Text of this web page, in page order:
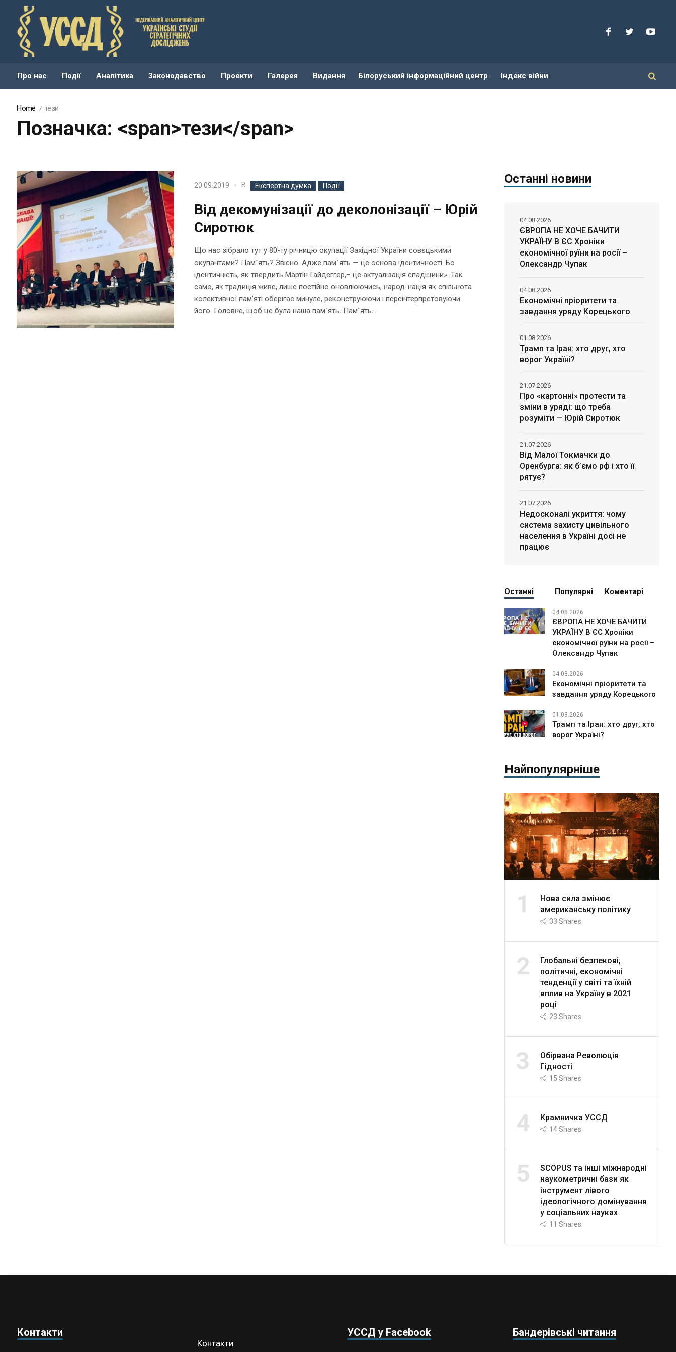
Про нас Події Аналітика Законодавство Проекти Галерея Видання Білоруський інформаційний центр Індекс війни
Home тези
Позначка: <span>тези</span>
20.09.2019 В Експертна думка Події
Від декомунізації до деколонізації – Юрій
Сиротюк
Що нас зібрало тут у 80-ту річницю окупації Західної України совєцькими
окупантами? Пам`ять? Звісно. Адже пам`ять — це основа ідентичності. Бо
ідентичність, як твердить Мартін Гайдеггер,– це актуалізація спадщини». Так
само, як традиція живе, лише постійно оновлюючись, народ-нація як спільнота
колективної пам’яті оберігає минуле, реконструюючи і переінтерпретовуючи
його. Головне, щоб це була наша пам`ять. Пам`ять...
Останні новини
ЄВРОПА НЕ ХОЧЕ БАЧИТИ
УКРАЇНУ В ЄС Хроніки
економічної руїни на росії –
Олександр Чупак
04.08.2026
Економічні пріоритети та
завдання уряду Корецького
04.08.2026
Трамп та Іран: хто друг, хто
ворог Україні?
01.08.2026
Про «картонні» протести та
зміни в уряді: що треба
розуміти — Юрій Сиротюк
21.07.2026
Від Малої Токмачки до
Оренбурга: як б’ємо рф і хто її
рятує?
21.07.2026
Недосконалі укриття: чому
система захисту цивільного
населення в Україні досі не
працює
21.07.2026
Останні Популярні Коментарі
04.08.2026
ЄВРОПА НЕ ХОЧЕ БАЧИТИ
УКРАЇНУ В ЄС Хроніки
економічної руїни на росії –
Олександр Чупак
04.08.2026
Економічні пріоритети та
завдання уряду Корецького
01.08.2026
Трамп та Іран: хто друг, хто
ворог Україні?
Найпопулярніше
1
Нова сила змінює
американську політику
33 Shares
2
Глобальні безпекові,
політичні, економічні
тенденції у світі та їхній
вплив на Україну в 2021
році
23 Shares
3
Обірвана Революція
Гідності
15 Shares
4 Крамничка УССД
14Shares
5
SCOPUS та інші міжнародні
наукометричні бази як
інструмент лівого
ідеологічного домінування
у соціальних науках
11 Shares
Контакти
Контакти
УССД у Facebook Бандерівські читання